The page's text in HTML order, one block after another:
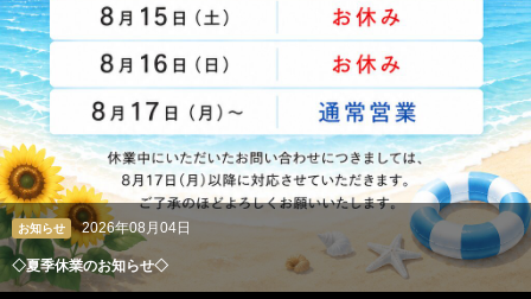
お知らせ 2026年08月04日
◇夏季休業のお知らせ◇